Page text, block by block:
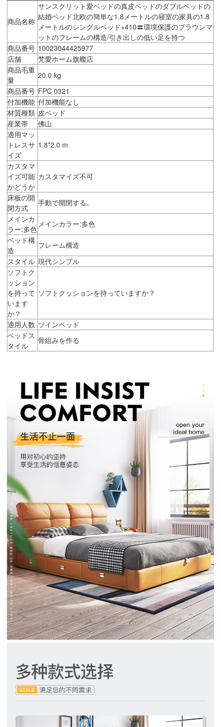
商品名称
サンスクリット愛ベッドの真皮ベッドのダブルベッドの
結婚ベッド北欧の簡単な1.8メートルの寝室の家具の1.8
メートルのシングルベッド+410〓環境保護のブラウンマ
ットのフレームの構造/引き出しの低い足を持つ
商品番号 10023044425977
店舗
梵愛ホーム旗艦店
商品毛重
量
20.0 kg
商品番号 FPC 0321
付加機能 付加機能なし
材質種類 皮ベッド
産業帯
佛山
適用マッ
トレスサ
イズ
1.8*2.0 m
カスタマ
イズ可能
かどうか
カスタマイズ不可
床板の開
閉方式
手動で開閉する。
メインカ
ラー:多色
メインカラー:多色
ベッド構
造
フレーム構造
スタイル 現代シンプル
ソフトク
ッション
を持って
います
か？
ソフトクッションを持っていますか？
適用人数 ツインベッド
ベッドス
タイル
骨組みを作る